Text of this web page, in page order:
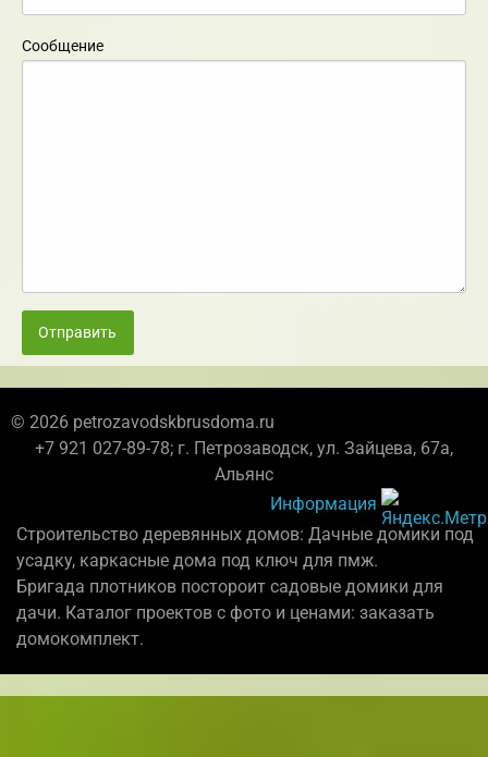
Сообщение
Отправить
© 2026 petrozavodskbrusdoma.ru
+7 921 027-89-78; г. Петрозаводск, ул. Зайцева, 67а,
Альянс
Информация
Строительство деревянных домов: Дачные домики под
усадку, каркасные дома под ключ для пмж.
Бригада плотников постороит садовые домики для
дачи. Каталог проектов с фото и ценами: заказать
домокомплект.